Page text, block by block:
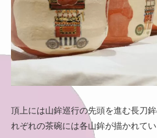
頂上には山鉾巡行の先頭を進む長刀
れぞれの茶碗には各山鉾が描かれてい